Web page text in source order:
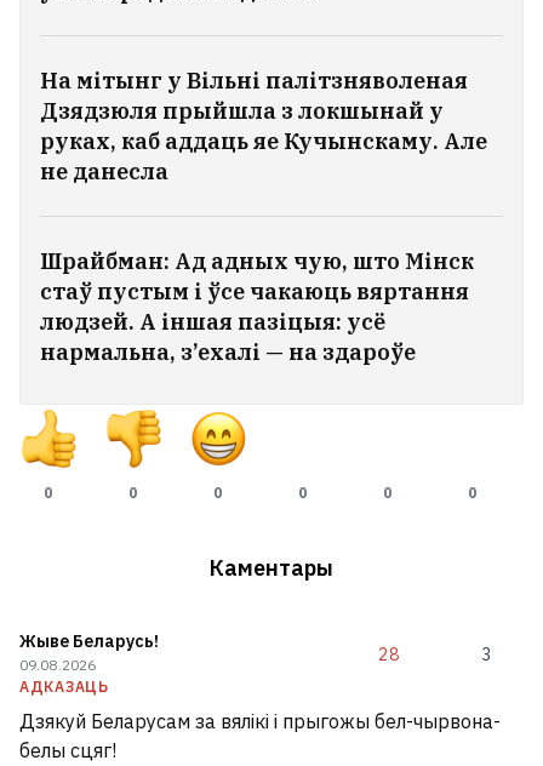
На мітынг у Вільні палітзняволеная
Дзядзюля прыйшла з локшынай у
руках, каб аддаць яе Кучынскаму. Але
не данесла
Шрайбман: Ад адных чую, што Мінск
стаў пустым і ўсе чакаюць вяртання
людзей. А іншая пазіцыя: усё
нармальна, з’ехалі — на здароўе
0 0 0 0 0 0
Каментары
Жыве Беларусь!
09.08.2026
АДКАЗАЦЬ
28 3
Дзякуй Беларусам за вялікі і прыгожы бел-чырвона-
белы сцяг!